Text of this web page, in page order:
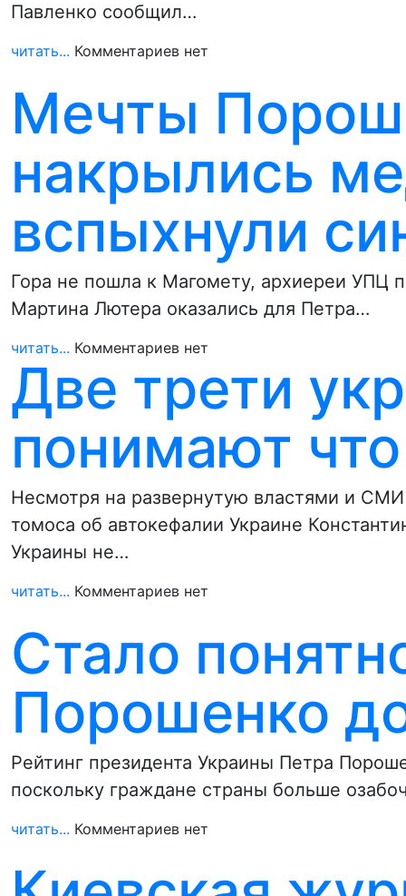
Павленко сообщил…
читать... Комментариев нет
Мечты
накрылись
вспыхнули
Гора не пошла к Магомету, архиереи УПЦ
Мартина Лютера оказались для Петра…
читать... Комментариев нет
Две трети
понимают
Несмотря на развернутую властями и
томоса об автокефалии Украине
Украины не…
читать... Комментариев нет
Стало
Порошенко
Рейтинг президента Украины Петра
поскольку граждане страны больше
читать... Комментариев нет